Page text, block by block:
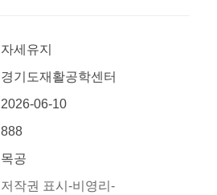
자세유지
경기도재활공학센터
2026-06-10
888
목공
저작권 표시-비영리-